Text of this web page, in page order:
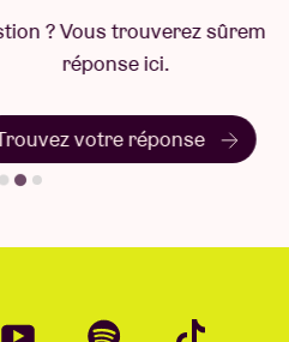
trouverez sûrement la
ici.
réponse